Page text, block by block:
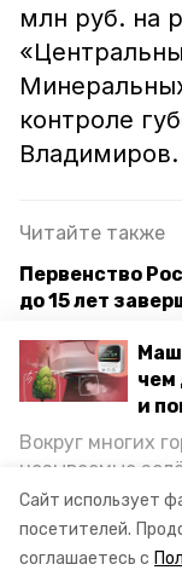
Сайт использует
посетителей.
соглашаетесь с
чем
и
Вокруг многих
называемые
снижающие
газов на
постоянно
млн руб. на
контроле
Владимиров.
Читайте также
Первенство
до 15 лет
Губернатор
студентами и
Пловцы из
краевых
спорт